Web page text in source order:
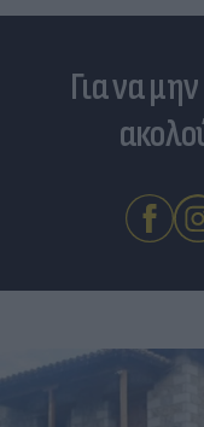
Για να